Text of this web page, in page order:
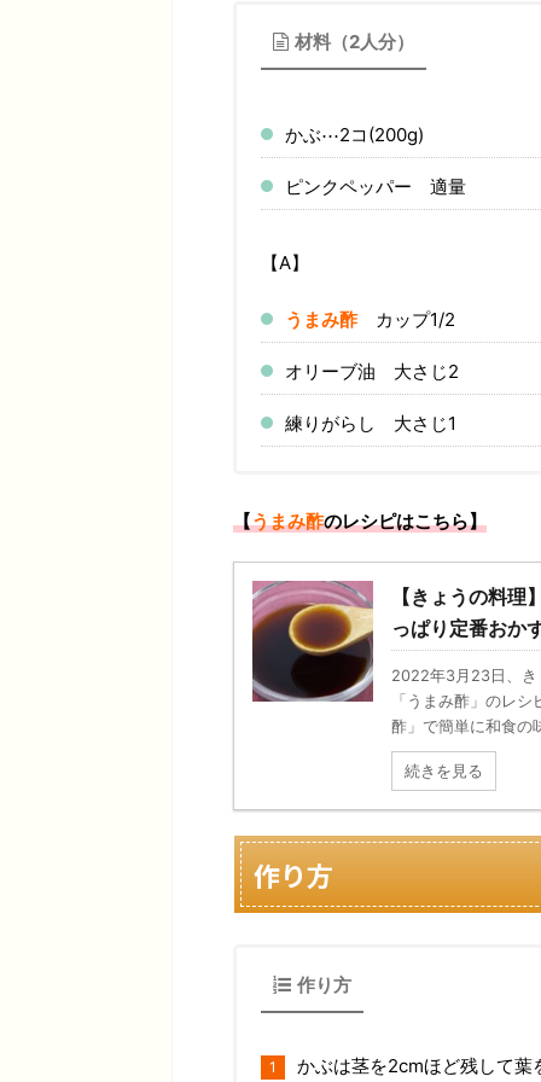
材料（2人分）
かぶ⋯2コ(200g)
ピンクペッパー 適量
【A】
うまみ酢カップ1/2
オリーブ油 大さじ2
練りがらし 大さじ1
【うまみ酢のレシピはこちら】
【きょうの料
っぱり定番おか
2022年3月23日、き
「うまみ酢」のレ
酢」で簡単に和食の
続きを見る
作り方
作り方
かぶは茎を2cmほど残して葉